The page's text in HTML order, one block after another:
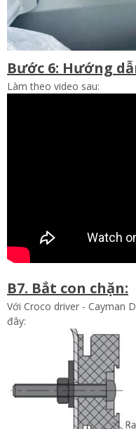
Bước 6: Hướng
Làm theo video sau:
B7. Bắt con chặn:
Với Croco driver - Cayman
đây: